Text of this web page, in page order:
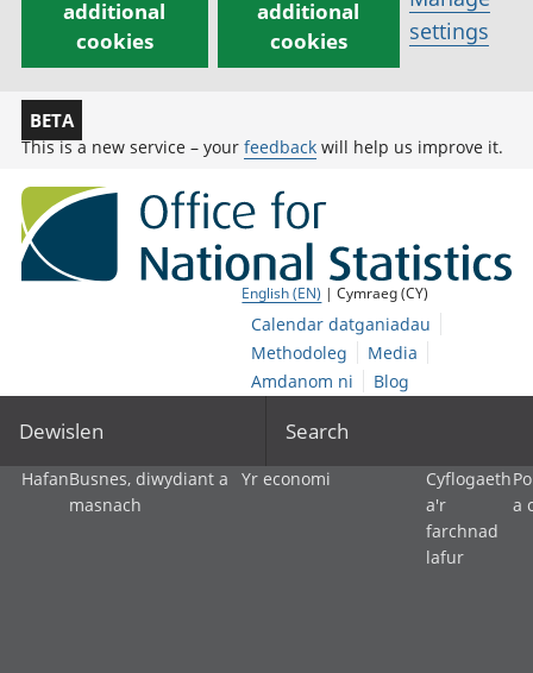
additional
cookies
additional
cookies
settings
BETA
This is a new service – your feedback will help us improve it.
English (EN) | Cymraeg (CY)
Calendar datganiadau
Methodoleg
Media
Amdanom ni
Blog
Dewislen Search
HafanBusnes, diwydiant a
masnach
Yr economi
Cyflogaeth
a'r
farchnad
lafur
a